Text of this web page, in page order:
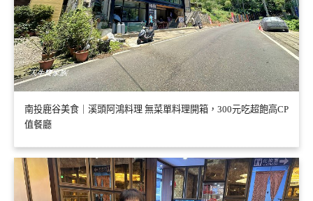
南投鹿谷美食｜溪頭阿鴻料理 無菜單料理開箱，300元吃超飽高CP
值餐廳